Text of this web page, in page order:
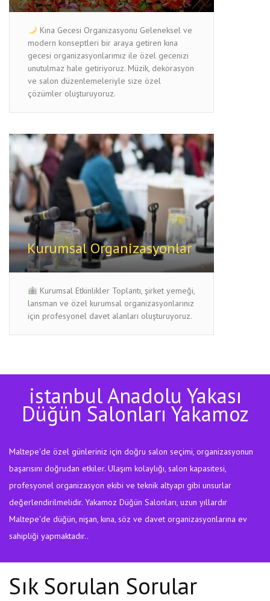
Kına Gecesi Organizasyonu Geleneksel ve
modern konseptleri bir araya getiren kına
gecesi organizasyonlarımız ile özel gecenizi
unutulmaz hale getiriyoruz. Müzik, dekorasyon
ve salon düzenlemeleriyle size özel
çözümler oluşturuyoruz.
Kurumsal Organizasyonlar
Kurumsal Etkinlikler Toplantı, şirket yemeği,
lansman ve özel kurumsal organizasyonlarınız
için profesyonel davet alanları oluşturuyoruz.
istanbul Anadolu Yakası
Düğün Salonları Yakamoz
Maltepe'de özel günleriniz için doğru salon seçimi, organizasyonun
başarısını doğrudan etkiler. Ulaşım kolaylığı, salon kapasitesi,
profesyonel organizasyon ekibi ve teknik altyapı gibi unsurlar
değerlendirilmelidir. Yakamoz Düğün Salonları, uzun yıllardır
Maltepe'de düğün, nişan, kına, söz ve davet organizasyonlarına ev
sahipliği yapmaktadır..
Sık Sorulan Sorular